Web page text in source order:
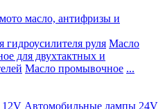
масло, антифризы и
гидроусилителя руля Масло
для двухтактных и
Масло промывочное ...
12V Автомобильные лампы 24V